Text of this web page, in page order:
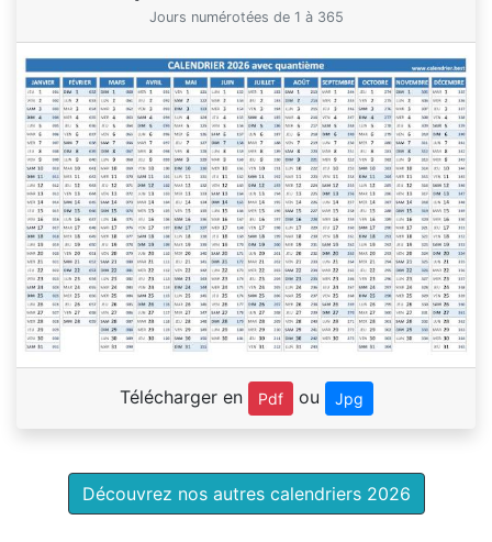
Jours numérotées de 1 à 365
Télécharger en Pdf ou Jpg
Découvrez nos autres calendriers 2026